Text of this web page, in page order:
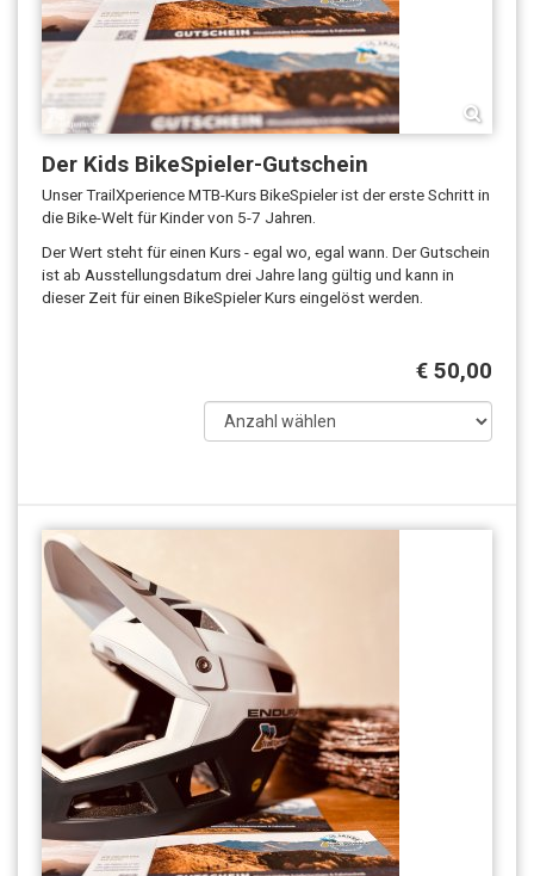
Der Kids BikeSpieler-Gutschein
Unser TrailXperience MTB-Kurs BikeSpieler ist der erste Schritt in
die Bike-Welt für Kinder von 5-7 Jahren.
Der Wert steht für einen Kurs - egal wo, egal wann. Der Gutschein
ist ab Ausstellungsdatum drei Jahre lang gültig und kann in
dieser Zeit für einen BikeSpieler Kurs eingelöst werden.
€ 50,00